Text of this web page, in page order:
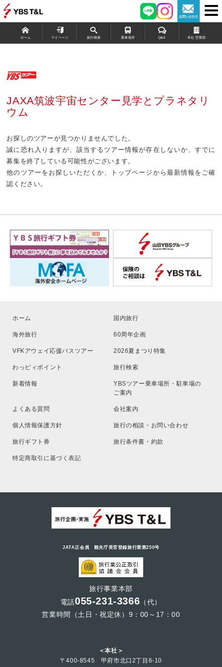
ホーム マイページ 旅行検索 乗車場所 Q&A 本社 営業部
JAXA筑波宇宙センター見学とプラネタリ
ウム
お探しのツアーが見つかりませんでした。
誠に恐れ入りますが、該当するツアー情報が存在しないか、すでに
募集を終了している可能性がございます。
他のツアーをお探しいただくか、トップページから最新情報をご確
認ください。
ホーム 国内旅行
海外旅行 60周年企画
VFKアウェイ応援バスツアー 2026夏まつり特集
わっピィポイント 旅行検索
新着情報
YBSツアー乗車場所・駐車場の
ご案内
よくある質問 会社案内
個人情報保護方針 旅行の相談・お問い合わせ
旅行ギフト券 旅行条件書・約款
特定商取引に基づく表記
JATA正会員 観光庁長官登録旅行業第250号
旅行事業本部
電話055-231-3366 （代）
営業時間（土日・祝定休）9：00～17：00
＜本社＞
〒400-8545 甲府市北口2丁目6-10